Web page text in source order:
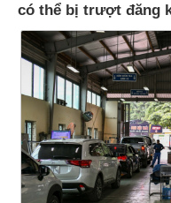
có thể bị trượt đăng